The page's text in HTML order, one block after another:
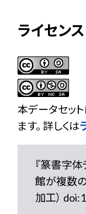
ライセンス
本データセッ
ます。 詳しくは
『篆書字体
館が複数
加工）